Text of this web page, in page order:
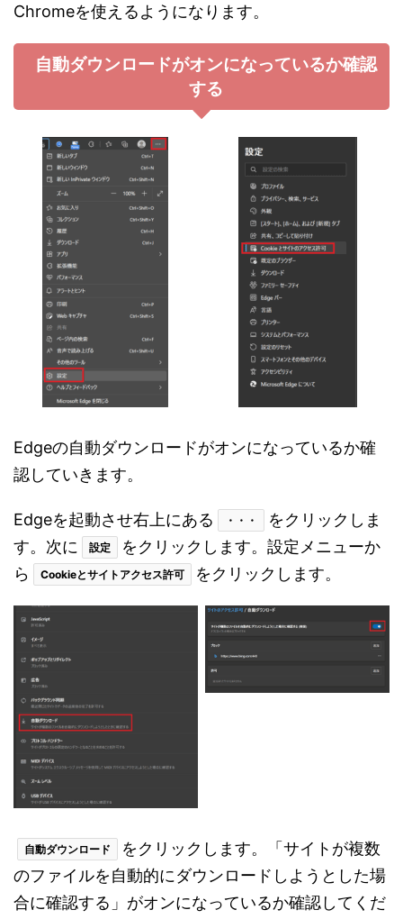
Chromeを使えるようになります。
自動ダウンロードがオンになっているか確認
する
Edgeの自動ダウンロードがオンになっているか確
認していきます。
Edgeを起動させ右上にある ・・・
をクリックしま
す。次に
設定
をクリックします。設定メニューか
ら
Cookieとサイトアクセス許可 をクリックします。
自動ダウンロード
をクリックします。「サイトが複数
のファイルを自動的にダウンロードしようとした場
合に確認する」がオンになっているか確認してくだ